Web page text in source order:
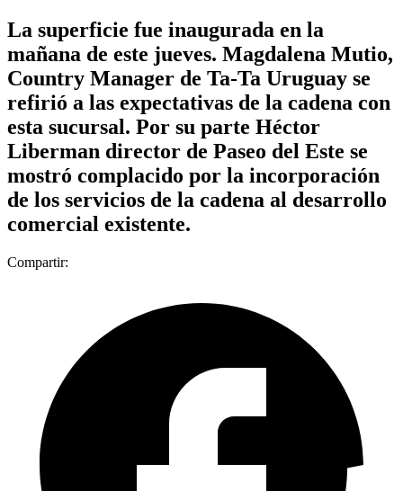
La superficie fue inaugurada en la
mañana de este jueves. Magdalena Mutio,
Country Manager de Ta-Ta Uruguay se
refirió a las expectativas de la cadena con
esta sucursal. Por su parte Héctor
Liberman director de Paseo del Este se
mostró complacido por la incorporación
de los servicios de la cadena al desarrollo
comercial existente.
Compartir: